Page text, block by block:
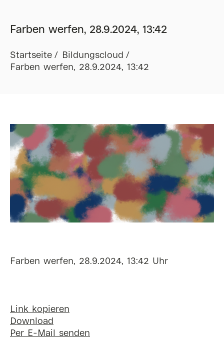
Farben werfen, 28.9.2024, 13:42
Startseite
Bildungscloud
Farben werfen, 28.9.2024, 13:42
Farben werfen, 28.9.2024, 13:42 Uhr
Link kopieren
Download
Per E-Mail senden